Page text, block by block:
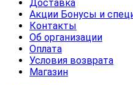
Доставка
Акции Бонусы и
Контакты
Об организации
Оплата
Условия возврата
Магазин